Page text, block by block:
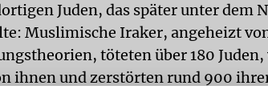
Juden, das später unter dem
Muslimische Iraker, angeheizt
töteten über 180
ihnen und zerstörten rund 900